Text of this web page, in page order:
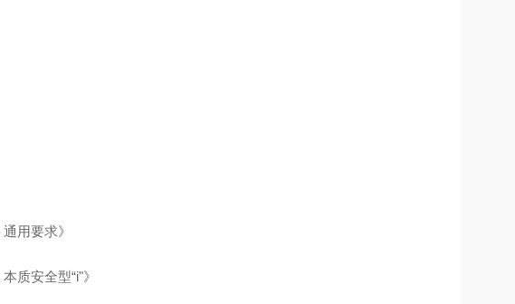
通用要求》
本质安全型“i"》